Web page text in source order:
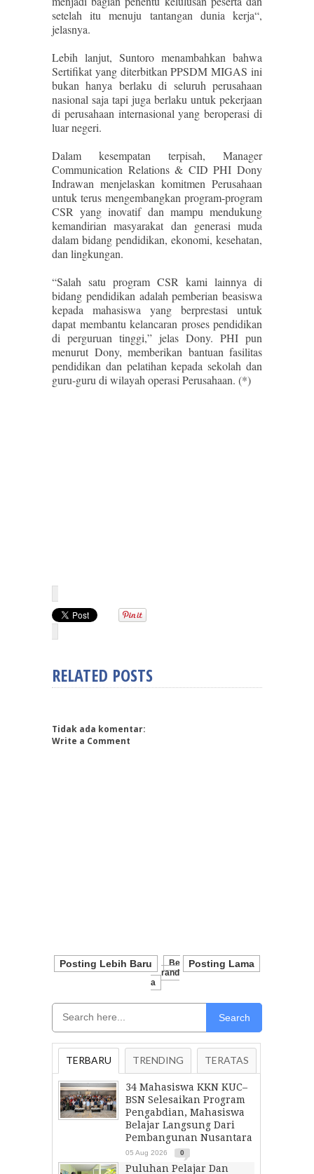
setelah itu menuju tantangan dunia kerja“,
jelasnya.
Lebih lanjut, Suntoro menambahkan bahwa
Sertifikat yang diterbitkan PPSDM MIGAS ini
bukan hanya berlaku di seluruh perusahaan
nasional saja tapi juga berlaku untuk pekerjaan
di perusahaan internasional yang beroperasi di
luar negeri.
Dalam kesempatan terpisah, Manager
Communication Relations & CID PHI Dony
Indrawan menjelaskan komitmen Perusahaan
untuk terus mengembangkan program-program
CSR yang inovatif dan mampu mendukung
kemandirian masyarakat dan generasi muda
dalam bidang pendidikan, ekonomi, kesehatan,
dan lingkungan.
“Salah satu program CSR kami lainnya di
bidang pendidikan adalah pemberian beasiswa
kepada mahasiswa yang berprestasi untuk
dapat membantu kelancaran proses pendidikan
di perguruan tinggi,” jelas Dony. PHI pun
menurut Dony, memberikan bantuan fasilitas
pendidikan dan pelatihan kepada sekolah dan
guru-guru di wilayah operasi Perusahaan. (*)
RELATED POSTS
Tidak ada komentar:
Write a Comment
Posting Lebih Baru Posting Lama
Be
Rand
A
Search
TERBARU TRENDING TERATAS
34 Mahasiswa KKN KUC–
BSN Selesaikan Program
Pengabdian, Mahasiswa
Belajar Langsung Dari
Pembangunan Nusantara
05 Aug 2026 0
Puluhan Pelajar Dan